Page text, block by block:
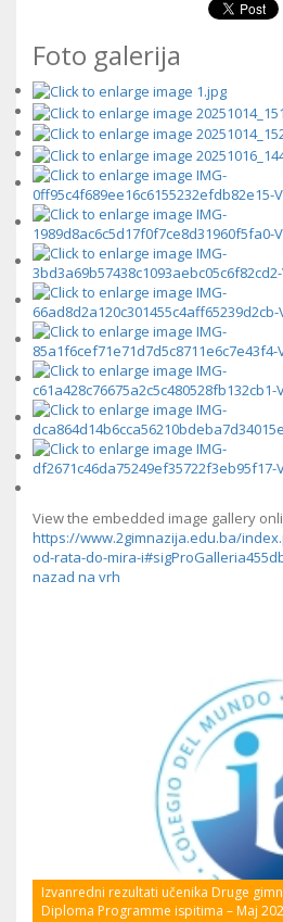
Foto galerija
View the embedded image gallery
https://www.2gimnazija.edu.ba/
od-rata-do-mira-
nazad na vrh
Izvanredni rezultati učenika Druge
Diploma Programme ispitima – Maj